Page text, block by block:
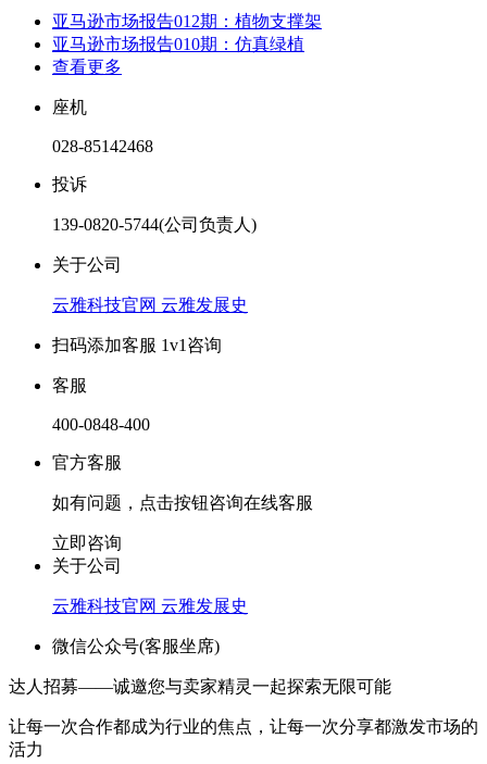
亚马逊市场报告012期：植物支撑架
亚马逊市场报告010期：仿真绿植
查看更多
座机
028-85142468
投诉
139-0820-5744(公司负责人)
关于公司
云雅科技官网 云雅发展史
扫码添加客服 1v1咨询
客服
400-0848-400
官方客服
如有问题，点击按钮咨询在线客服
立即咨询
关于公司
云雅科技官网 云雅发展史
微信公众号(客服坐席)
达人招募——诚邀您与卖家精灵一起探索无限可能
让每一次合作都成为行业的焦点，让每一次分享都激发市场的
活力